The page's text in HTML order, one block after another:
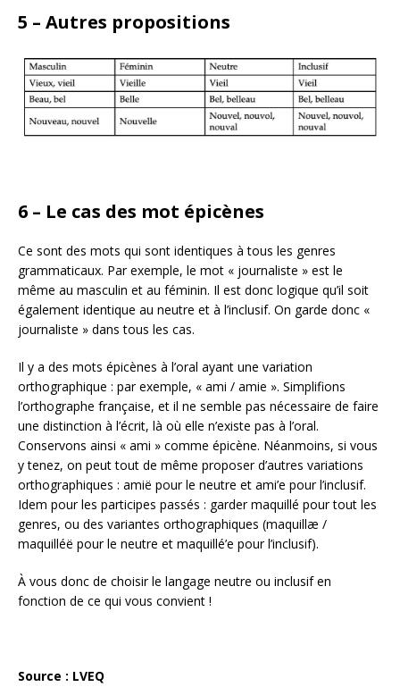
5 – Autres propositions
6 – Le cas des mot épicènes
Ce sont des mots qui sont identiques à tous les genres
grammaticaux. Par exemple, le mot « journaliste » est le
même au masculin et au féminin. Il est donc logique qu’il soit
également identique au neutre et à l’inclusif. On garde donc «
journaliste » dans tous les cas.
Il y a des mots épicènes à l’oral ayant une variation
orthographique : par exemple, « ami / amie ». Simplifions
l’orthographe française, et il ne semble pas nécessaire de faire
une distinction à l’écrit, là où elle n’existe pas à l’oral.
Conservons ainsi « ami » comme épicène. Néanmoins, si vous
y tenez, on peut tout de même proposer d’autres variations
orthographiques : amië pour le neutre et ami’e pour l’inclusif.
Idem pour les participes passés : garder maquillé pour tout les
genres, ou des variantes orthographiques (maquillæ /
maquilléë pour le neutre et maquillé’e pour l’inclusif).
À vous donc de choisir le langage neutre ou inclusif en
fonction de ce qui vous convient !
Source : LVEQ